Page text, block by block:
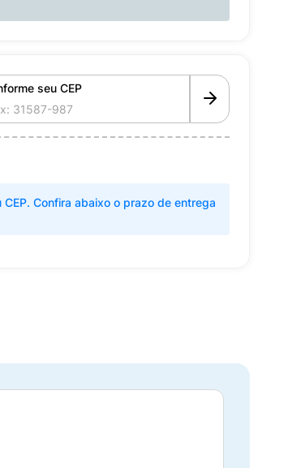
seu CEP
Confira abaixo o prazo de entrega